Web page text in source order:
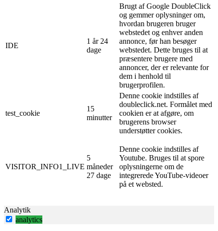
IDE
1 år 24
dage
Brugt af Google DoubleClick
og gemmer oplysninger om,
hvordan brugeren bruger
webstedet og enhver anden
annonce, før han besøger
webstedet. Dette bruges til at
præsentere brugere med
annoncer, der er relevante for
dem i henhold til
brugerprofilen.
test_cookie
15
minutter
Denne cookie indstilles af
doubleclick.net. Formålet med
cookien er at afgøre, om
brugerens browser
understøtter cookies.
VISITOR_INFO1_LIVE
5
måneder
27 dage
Denne cookie indstilles af
Youtube. Bruges til at spore
oplysningerne om de
integrerede YouTube-videoer
på et websted.
Analytik
analytics